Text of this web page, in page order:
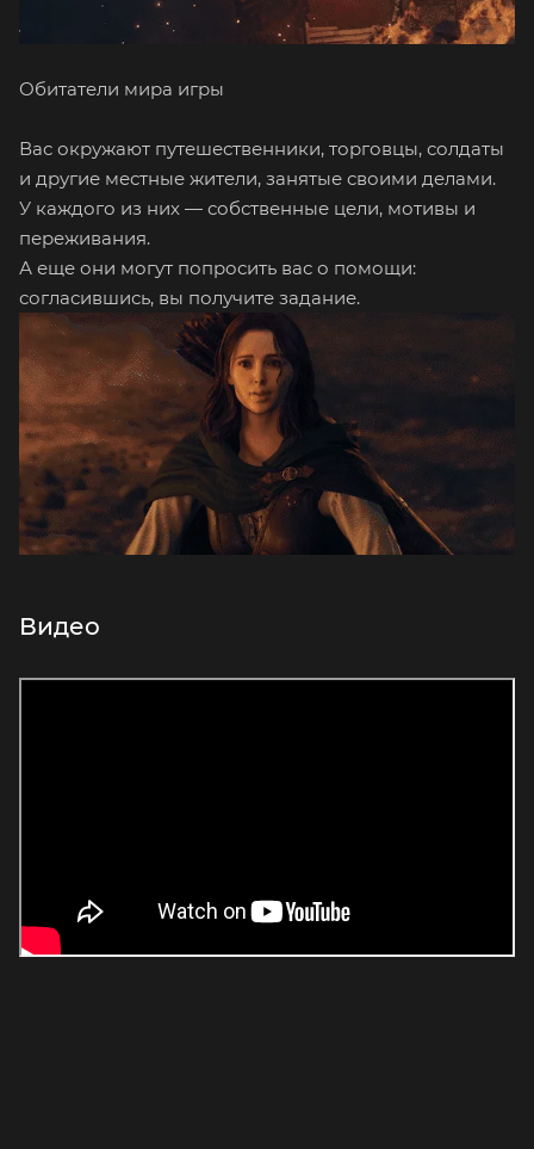
Обитатели мира игры
Вас окружают путешественники, торговцы, солдаты
и другие местные жители, занятые своими делами.
У каждого из них — собственные цели, мотивы и
переживания.
А еще они могут попросить вас о помощи:
согласившись, вы получите задание.
Видео